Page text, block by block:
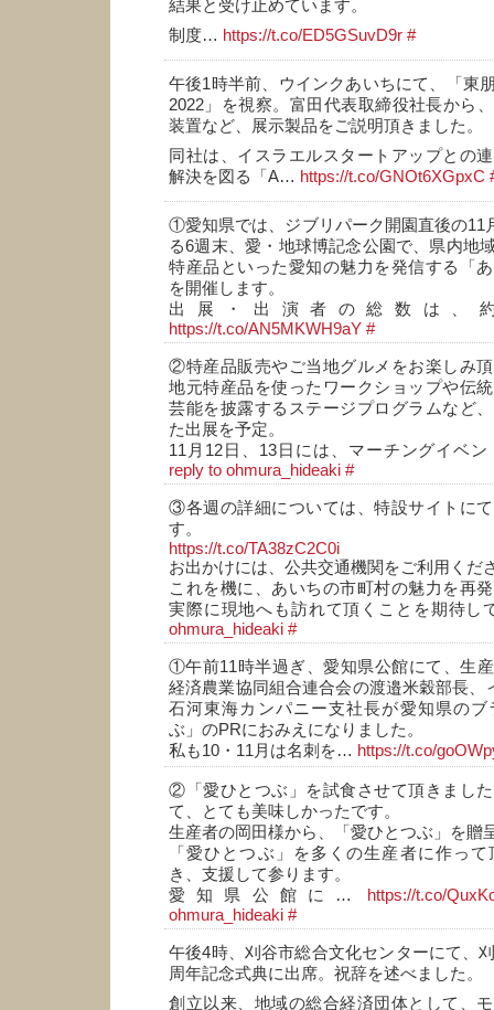
結果と受け止めています。
制度… https://t.co/ED5GSuvD9r #
午後1時半前、ウインクあいちにて、「東
2022」を視察。富田代表取締役社長から
装置など、展示製品をご説明頂きました。
同社は、イスラエルスタートアップとの
解決を図る「A… https://t.co/GNOt6XGpxC
①愛知県では、ジブリパーク開園直後の11
る6週末、愛・地球博記念公園で、県内地
特産品といった愛知の魅力を発信する「
を開催します。
出展・出演者の総数は、
https://t.co/AN5MKWH9aY #
②特産品販売やご当地グルメをお楽しみ
地元特産品を使ったワークショップや伝
芸能を披露するステージプログラムなど
た出展を予定。
11月12日、13日には、マーチングイベ
reply to ohmura_hideaki #
③各週の詳細については、特設サイトに
す。
https://t.co/TA38zC2C0i
お出かけには、公共交通機関をご利用くだ
これを機に、あいちの市町村の魅力を再
実際に現地へも訪れて頂くことを期待し
ohmura_hideaki #
①午前11時半過ぎ、愛知県公館にて、生
経済農業協同組合連合会の渡邉米穀部長、
石河東海カンパニー支社長が愛知県の
ぶ」のPRにおみえになりました。
私も10・11月は名刺を… https://t.co/
②「愛ひとつぶ」を試食させて頂きまし
て、とても美味しかったです。
生産者の岡田様から、「愛ひとつぶ」を贈
「愛ひとつぶ」を多くの生産者に作っ
き、支援して参ります。
愛知県公館に… https://t.co/
ohmura_hideaki #
午後4時、刈谷市総合文化センターにて、
周年記念式典に出席。祝辞を述べました。
創立以来、地域の総合経済団体として、